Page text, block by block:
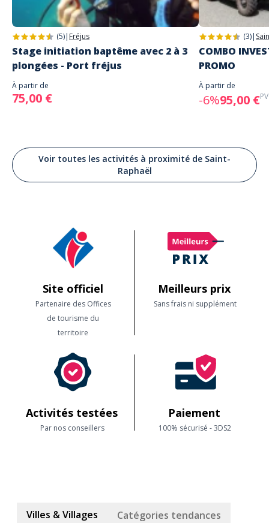
(5)| Fréjus
Stage initiation baptême avec 2 à 3
plongées - Port fréjus
À partir de
75,00 €
(3)|
COMBO
PROMO
À partir de
-6%95,00 €
Voir toutes les activités à proximité de Saint-
Raphaël
Site officiel
Partenaire des Offices
de tourisme du
territoire
Meilleurs prix
Sans frais ni supplément
Activités testées
Par nos conseillers
Paiement
100% sécurisé - 3DS2
Villes & Villages Catégories tendances